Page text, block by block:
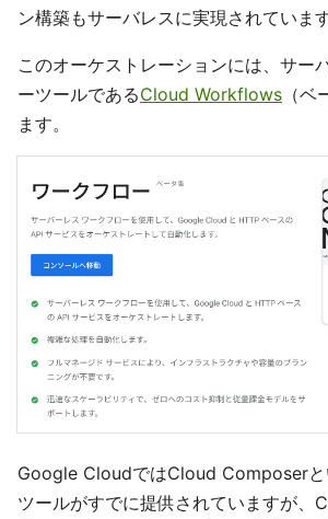
ン構築もサーバレスに実現されています
このオーケストレーションには、サー
ーツールであるCloud Workflows （
ます。
Google CloudではCloud Composerと
ツールがすでに提供されていますが、